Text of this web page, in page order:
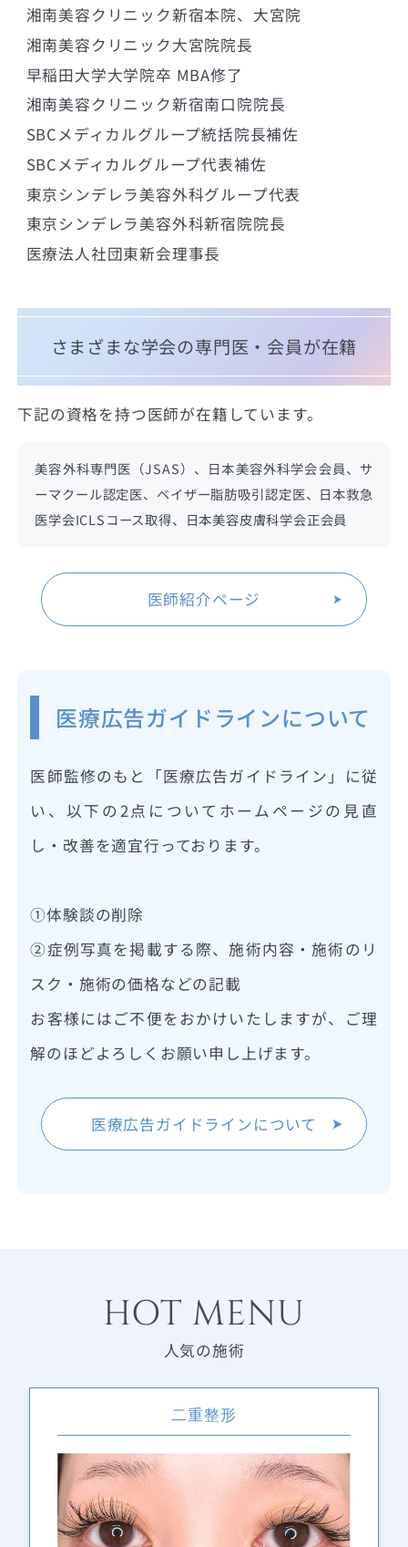
湘南美容クリニック新宿本院、大宮院
湘南美容クリニック大宮院院長
早稲田大学大学院卒 MBA修了
湘南美容クリニック新宿南口院院長
SBCメディカルグループ統括院長補佐
SBCメディカルグループ代表補佐
東京シンデレラ美容外科グループ代表
東京シンデレラ美容外科新宿院院長
医療法人社団東新会理事長
さまざまな学会の専門医・会員が在籍
下記の資格を持つ医師が在籍しています。
美容外科専門医（JSAS）、日本美容外科学会会員、サ
ーマクール認定医、ベイザー脂肪吸引認定医、日本救急
医学会ICLSコース取得、日本美容皮膚科学会正会員
医師紹介ページ
医療広告ガイドラインについて
医師監修のもと「医療広告ガイドライン」に従
い、以下の2点についてホームページの見直
し・改善を適宜行っております。
①体験談の削除
②症例写真を掲載する際、施術内容・施術のリ
スク・施術の価格などの記載
お客様にはご不便をおかけいたしますが、ご理
解のほどよろしくお願い申し上げます。
医療広告ガイドラインについて
HOT MENU
人気の施術
二重整形